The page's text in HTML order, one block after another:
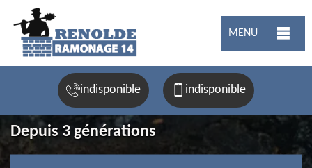
MENU
indisponible indisponible
Depuis 3 générations